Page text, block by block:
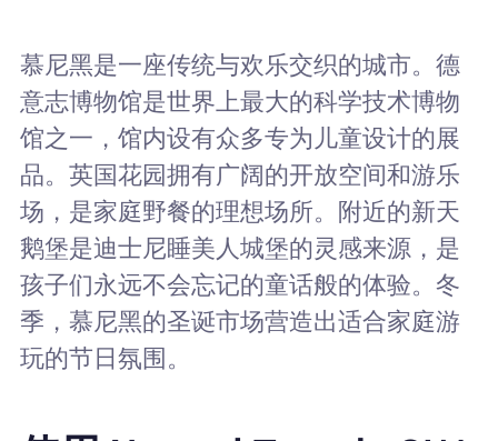
慕尼黑是一座传统与欢乐交织的城市。德
意志博物馆是世界上最大的科学技术博物
馆之一，馆内设有众多专为儿童设计的展
品。英国花园拥有广阔的开放空间和游乐
场，是家庭野餐的理想场所。附近的新天
鹅堡是迪士尼睡美人城堡的灵感来源，是
孩子们永远不会忘记的童话般的体验。冬
季，慕尼黑的圣诞市场营造出适合家庭游
玩的节日氛围。